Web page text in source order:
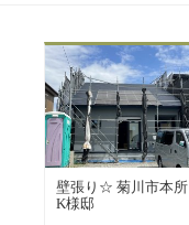
壁張り☆ 菊川市本所
K様邸